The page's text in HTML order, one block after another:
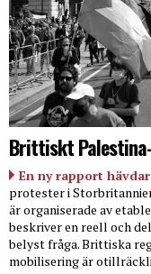
Brittiskt
En ny rapport hävdar
protester i
är organiserade av
beskriver en reell och
belyst fråga. Brittiska
mobilisering är